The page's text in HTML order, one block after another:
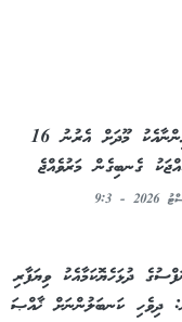
ރަހުމަތްތެރިންނާއެކު މޫދަށް އެރުނު 16
ގެނބިގެން މަރުވެއްޖެ
ދުޅަހެޔޮކަމާއެކު ވިޔަފާރި
ދިވެހި ކަނބަލުންނަށް ޚާއްޞަ